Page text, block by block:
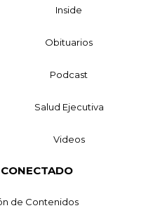
Inside
Obituarios
Podcast
Salud Ejecutiva
Videos
de Contenidos